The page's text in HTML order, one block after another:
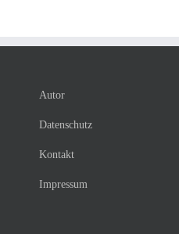
Autor
Datenschutz
Kontakt
Impressum